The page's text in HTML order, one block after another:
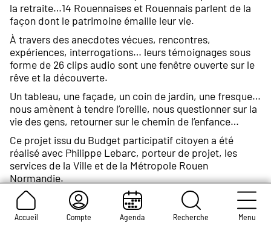
Accueil Compte Agenda Recherche Menu
la retraite…14 Rouennaises et Rouennais parlent de la
façon dont le patrimoine émaille leur vie.
À travers des anecdotes vécues, rencontres,
expériences, interrogations… leurs témoignages sous
forme de 26 clips audio sont une fenêtre ouverte sur le
rêve et la découverte.
Un tableau, une façade, un coin de jardin, une fresque…
nous amènent à tendre l’oreille, nous questionner sur la
vie des gens, retourner sur le chemin de l’enfance…
Ce projet issu du Budget participatif citoyen a été
réalisé avec Philippe Lebarc, porteur de projet, les
services de la Ville et de la Métropole Rouen
Normandie.
Les clips sont écoutables ci-dessous en cliquant sur les
épingles situées sur la carte ou en scannant les QR
Codes installés sur les totems du patrimoine qui ont été